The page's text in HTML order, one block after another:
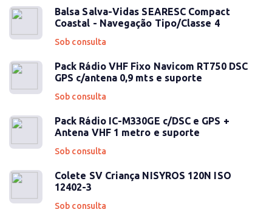
Balsa Salva-Vidas SEARESC Compact
Coastal - Navegação Tipo/Classe 4
Sob consulta
Pack Rádio VHF Fixo Navicom RT750 DSC
GPS c/antena 0,9 mts e suporte
Sob consulta
Pack Rádio IC-M330GE c/DSC e GPS +
Antena VHF 1 metro e suporte
Sob consulta
Colete SV Criança NISYROS 120N ISO
12402-3
Sob consulta